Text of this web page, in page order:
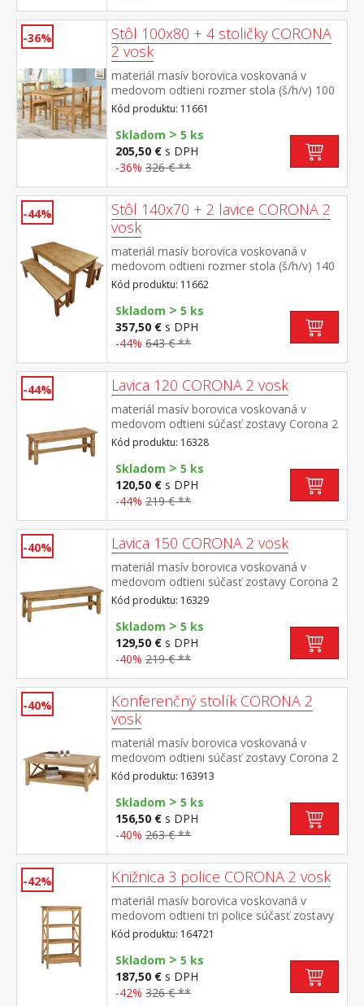
-36%
Stôl 100x80 + 4 stoličky CORONA
2 vosk
materiál masív borovica voskovaná v
medovom odtieni rozmer stola (š/h/v) 100
× 80 × 75 cm súčasť zostavy Corona 2
Kód produktu: 11661
Skladom > 5 ks
205,50 € s DPH
-36% 326 € **
-44%
Stôl 140x70 + 2 lavice CORONA 2
vosk
materiál masív borovica voskovaná v
medovom odtieni rozmer stola (š/h/v) 140
× 70 × 76 cm rozmer lavice (š/h/v) 140 × 32
× 46 cm súčasť zostavy Corona 2
Kód produktu: 11662
Skladom > 5 ks
357,50 € s DPH
-44% 643 € **
-44% Lavica 120 CORONA 2 vosk
materiál masív borovica voskovaná v
medovom odtieni súčasť zostavy Corona 2
Kód produktu: 16328
Skladom > 5 ks
120,50 € s DPH
-44% 219 € **
-40% Lavica 150 CORONA 2 vosk
materiál masív borovica voskovaná v
medovom odtieni súčasť zostavy Corona 2
Kód produktu: 16329
Skladom > 5 ks
129,50 € s DPH
-40% 219 € **
-40%
Konferenčný stolík CORONA 2
vosk
materiál masív borovica voskovaná v
medovom odtieni súčasť zostavy Corona 2
Kód produktu: 163913
Skladom > 5 ks
156,50 € s DPH
-40% 263 € **
-42% Knižnica 3 police CORONA 2 vosk
materiál masív borovica voskovaná v
medovom odtieni tri police súčasť zostavy
Corona 2
Kód produktu: 164721
Skladom > 5 ks
187,50 € s DPH
-42% 326 € **